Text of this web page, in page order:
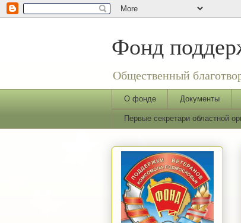
Фонд
Общественный
О фонде Документы
Первые секретари областной